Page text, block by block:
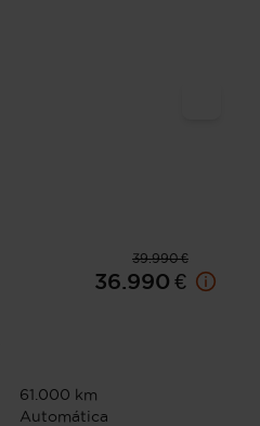
39.990 €
36.990 €
61.000 km
Automática